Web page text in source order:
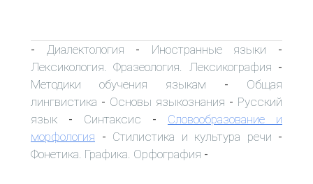
- Диалектология - Иностранные языки -
Лексикология. Фразеология. Лексикография -
Методики обучения языкам - Общая
лингвистика - Основы языкознания - Русский
язык - Синтаксис - Словообразование и
морфология - Стилистика и культура речи -
Фонетика. Графика. Орфография -